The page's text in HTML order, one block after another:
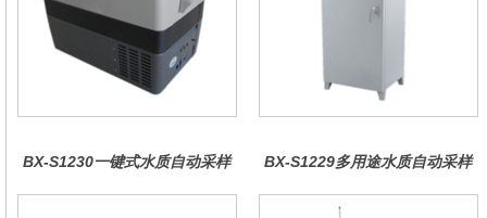
BX-S1230一键式水质自动采样
BX-S1229多用途水质自动采样